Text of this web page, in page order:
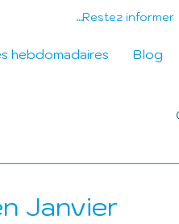
Restez informer...
hebdomadaires Blog
Janvier